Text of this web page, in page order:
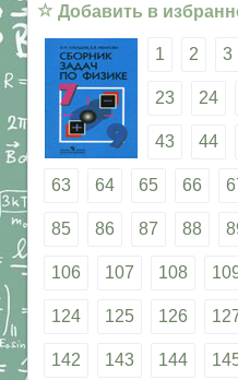
☆ Добавить в
1 2 3
23 24
43 44
63 64 65 66
85 86 87 88
106 107 108
124 125 126
142 143 144